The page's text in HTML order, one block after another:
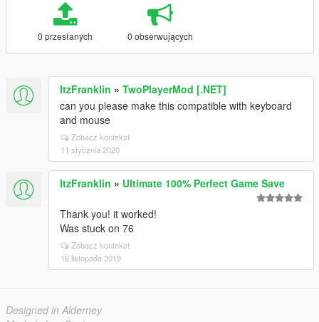
0 przesłanych 0 obserwujących
ItzFranklin » TwoPlayerMod [.NET]
can you please make this compatible with keyboard
and mouse
Zobacz kontekst
11 stycznia 2020
ItzFranklin » Ultimate 100% Perfect Game Save
Thank you! it worked!
Was stuck on 76
Zobacz kontekst
16 listopada 2019
Designed in Alderney